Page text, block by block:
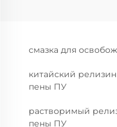
смазка для
китайский
пены ПУ
растворимый
пены ПУ